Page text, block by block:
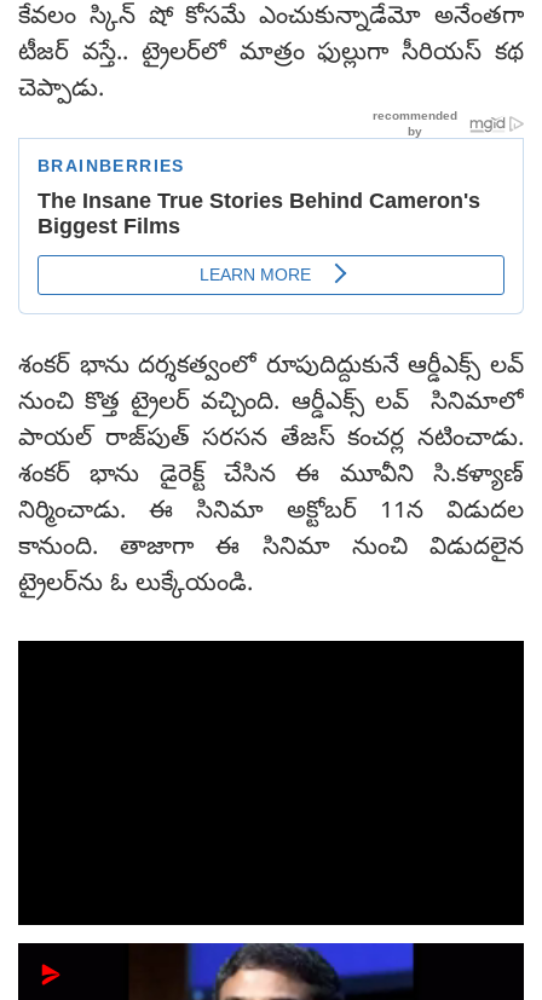
కేవలం స్కిన్ షో కోసమే ఎంచుకున్నాడేమో అనేంతగా
టీజర్ వస్తే.. ట్రైలర్‌లో మాత్రం ఫుల్లుగా సీరియస్ కథ
చెప్పాడు.
శంకర్ భాను దర్శకత్వంలో రూపుదిద్దుకునే ఆర్డీఎక్స్ లవ్
నుంచి కొత్త ట్రైలర్ వచ్చింది. ఆర్డీఎక్స్ లవ్ సినిమాలో
పాయల్ రాజ్‌పుత్ సరసన తేజస్ కంచర్ల నటించాడు.
శంకర్ భాను డైరెక్ట్ చేసిన ఈ మూవీని సి.కళ్యాణ్
నిర్మించాడు. ఈ సినిమా అక్టోబర్ 11న విడుదల
కానుంది. తాజాగా ఈ సినిమా నుంచి విడుదలైన
ట్రైలర్‌ను ఓ లుక్కేయండి.